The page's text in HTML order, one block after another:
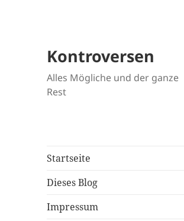
Kontroversen
Alles Mögliche und der ganze
Rest
Startseite
Dieses Blog
Impressum